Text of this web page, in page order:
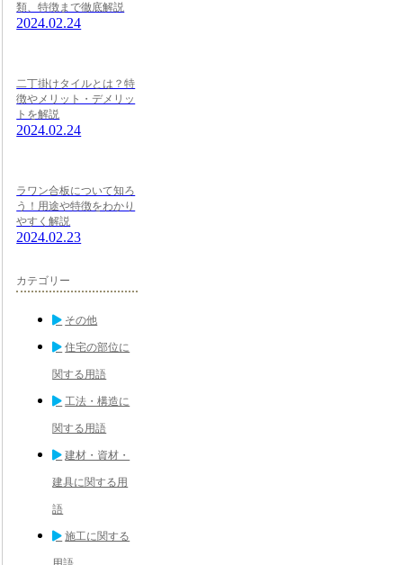
類、特徴まで徹底解説
2024.02.24
二丁掛けタイルとは？特
徴やメリット・デメリッ
トを解説
2024.02.24
ラワン合板について知ろ
う！用途や特徴をわかり
やすく解説
2024.02.23
カテゴリー
その他
住宅の部位に
関する用語
工法・構造に
関する用語
建材・資材・
建具に関する用
語
施工に関する